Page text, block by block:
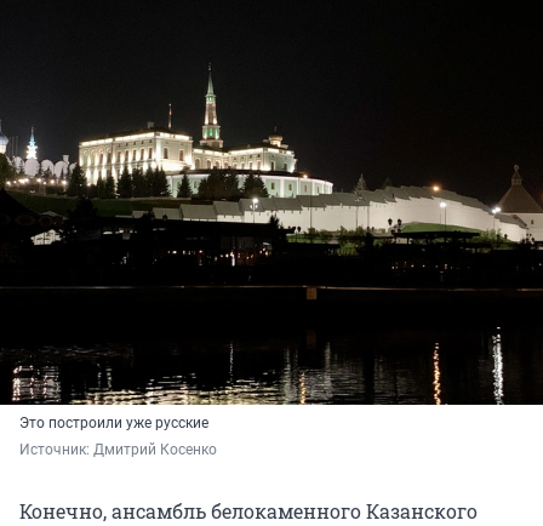
Это построили уже русские
Источник: Дмитрий Косенко
Конечно, ансамбль белокаменного Казанского